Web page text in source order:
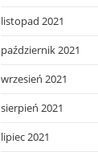
listopad 2021
październik 2021
wrzesień 2021
sierpień 2021
lipiec 2021